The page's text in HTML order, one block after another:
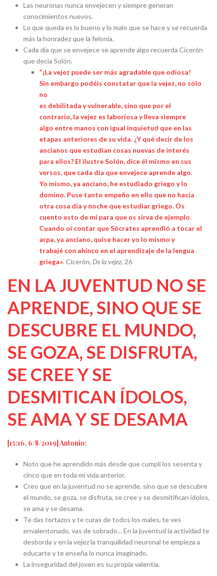
Las neuronas nunca envejecen y siempre generan
conocimientos nuevos.
Lo que queda es lo bueno y lo malo que se hace y se recuerda
más la honradez que la felonía.
Cada día que se envejece se aprende algo recuerda Cicerón
que decía Solón.
“¡La vejez puede ser más agradable que odiosa!
Sin embargo podéis constatar que la vejez, no sólo
no
es debilitada y vulnerable, sino que por el
contrario, la vejez es laboriosa y lleva siempre
algo entre manos con igual inquietud que en las
etapas anteriores de su vida. ¿Y qué decir de los
ancianos que estudian cosas nuevas de interés
para ellos? El ilustre Solón, dice él mismo en sus
versos, que cada día que envejece aprende algo.
Yo mismo, ya anciano, he estudiado griego y lo
domino. Puse tanto empeño en ello que no hacía
otra cosa día y noche que estudiar griego. Os
cuento esto de mí para que os sirva de ejemplo.
Cuando oí contar que Sócrates aprendió a tocar el
arpa, ya anciano, quise hacer yo lo mismo y
trabajé con ahínco en el aprendizaje de la lengua
griega». Cicerón, De la vejez, 26
EN LA JUVENTUD NO SE
APRENDE, SINO QUE SE
DESCUBRE EL MUNDO,
SE GOZA, SE DISFRUTA,
SE CREE Y SE
DESMITICAN ÍDOLOS,
SE AMA Y SE DESAMA
[15:16, 6/8/2019] Antonio:
Noto que he aprendido más desde que cumplí los sesenta y
cinco que en toda mi vida anterior.
Creo que en la juventud no se aprende, sino que se descubre
el mundo, se goza, se disfruta, se cree y se desmitifican ídolos,
se ama y se desama.
Te das tortazos y te curas de todos los males, te ves
envalentonado, vas de sobrado… En la juventud la actividad te
desborda y en la vejez la tranquilidad neuronal te empieza a
educarte y te enseña lo nunca imaginado.
La inseguridad del joven es su propia valentía.